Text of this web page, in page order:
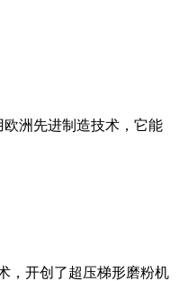
洲先进制造技术，它能
，开创了超压梯形磨粉机